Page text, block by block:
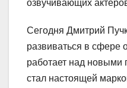
озвучивающих
Сегодня Дмитрий
развиваться в сфере
работает над новыми
стал настоящей